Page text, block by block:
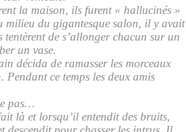
la maison, ils furent « hallucinés »
milieu du gigantesque salon, il y avait
de s’allonger chacun sur un
un vase.
décida de ramasser les morceaux
Pendant ce temps les deux amis
pas…
là et lorsqu’il entendit des bruits,